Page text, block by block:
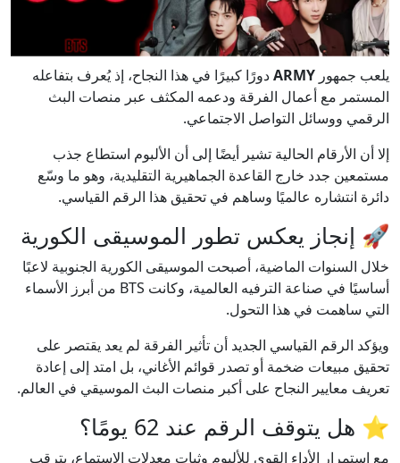
يلعب جمهور ARMYدورًا كبيرًا في هذا النجاح، إذ يُعرف بتفاعله
المستمر مع أعمال الفرقة ودعمه المكثف عبر منصات البث
الرقمي ووسائل التواصل الاجتماعي.
إلا أن الأرقام الحالية تشير أيضًا إلى أن الألبوم استطاع جذب
مستمعين جدد خارج القاعدة الجماهيرية التقليدية، وهو ما وسّع
دائرة انتشاره عالميًا وساهم في تحقيق هذا الرقم القياسي.
🚀 إنجاز يعكس تطور الموسيقى الكورية
خلال السنوات الماضية، أصبحت الموسيقى الكورية الجنوبية لاعبًا
أساسيًا في صناعة الترفيه العالمية، وكانت BTS من أبرز الأسماء
التي ساهمت في هذا التحول.
ويؤكد الرقم القياسي الجديد أن تأثير الفرقة لم يعد يقتصر على
تحقيق مبيعات ضخمة أو تصدر قوائم الأغاني، بل امتد إلى إعادة
تعريف معايير النجاح على أكبر منصات البث الموسيقي في العالم.
⭐ هل يتوقف الرقم عند 62 يومًا؟
مع استمرار الأداء القوي للألبوم وثبات معدلات الاستماع، يترقب